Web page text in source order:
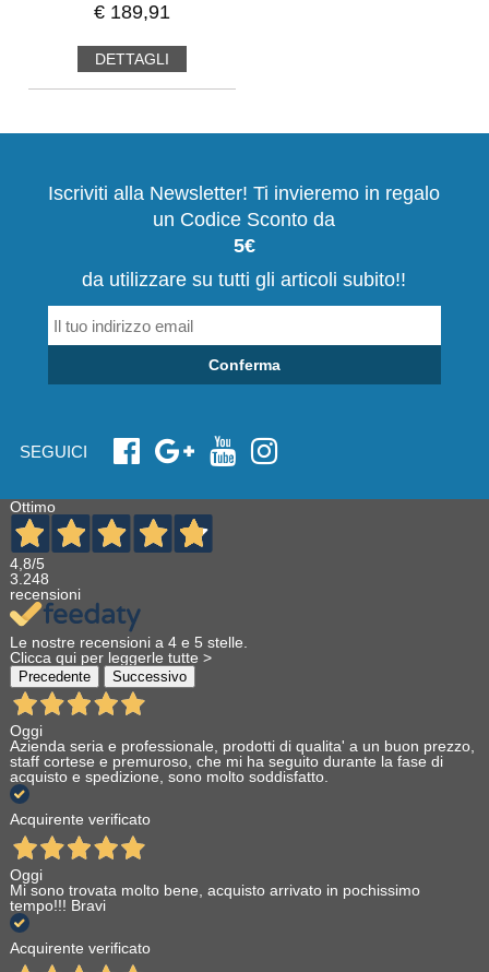
€ 189,91
DETTAGLI
Iscriviti alla Newsletter! Ti invieremo in regalo
un Codice Sconto da
5€
da utilizzare su tutti gli articoli subito!!
Conferma
SEGUICI
Ottimo
4,8/5
3.248
recensioni
Le nostre recensioni a 4 e 5 stelle.
Clicca qui per leggerle tutte >
Precedente Successivo
Oggi
Azienda seria e professionale, prodotti di qualita' a un buon prezzo,
staff cortese e premuroso, che mi ha seguito durante la fase di
acquisto e spedizione, sono molto soddisfatto.
Acquirente verificato
Oggi
Mi sono trovata molto bene, acquisto arrivato in pochissimo
tempo!!! Bravi
Acquirente verificato